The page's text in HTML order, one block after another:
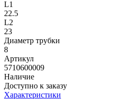
L1
22.5
L2
23
Диаметр трубки
8
Артикул
5710600009
Наличие
Доступно к заказу
Характеристики